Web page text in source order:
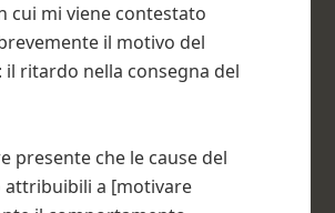
cui mi viene contestato
il motivo del
il ritardo nella consegna del
presente che le cause del
a [motivare